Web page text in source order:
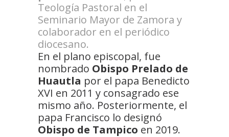
Teología Pastoral en el
Seminario Mayor de Zamora y
colaborador en el periódico
diocesano.
En el plano episcopal, fue
nombrado Obispo Prelado de
Huautla por el papa Benedicto
XVI en 2011 y consagrado ese
mismo año. Posteriormente, el
papa Francisco lo designó
Obispo de Tampico en 2019.